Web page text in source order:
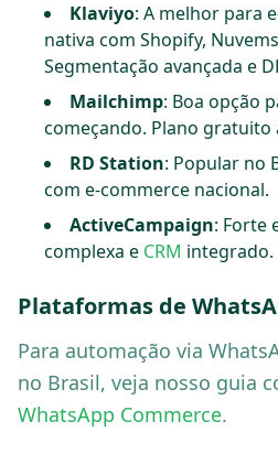
Klaviyo: A melhor para
nativa com Shopify,
Segmentação avançada e
Mailchimp: Boa opção
começando. Plano gratuito
RD Station: Popular no
com e-commerce nacional.
ActiveCampaign: Forte
complexa e CRM integrado.
Plataformas de
Para automação via
no Brasil, veja nosso guia
WhatsApp Commerce.